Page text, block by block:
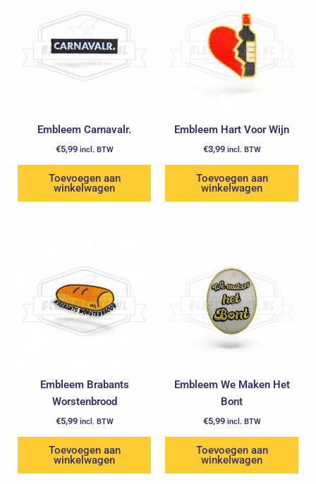
Embleem Carnavalr.
€5,99 incl. BTW
Toevoegen aan
winkelwagen
Embleem Hart Voor Wijn
€3,99 incl. BTW
Toevoegen aan
winkelwagen
Embleem Brabants
Worstenbrood
€5,99 incl. BTW
Toevoegen aan
winkelwagen
Embleem We Maken Het
Bont
€5,99 incl. BTW
Toevoegen aan
winkelwagen